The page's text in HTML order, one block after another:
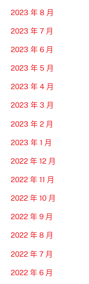
2023 年 8 月
2023 年 7 月
2023 年 6 月
2023 年 5 月
2023 年 4 月
2023 年 3 月
2023 年 2 月
2023 年 1 月
2022 年 12 月
2022 年 11 月
2022 年 10 月
2022 年 9 月
2022 年 8 月
2022 年 7 月
2022 年 6 月